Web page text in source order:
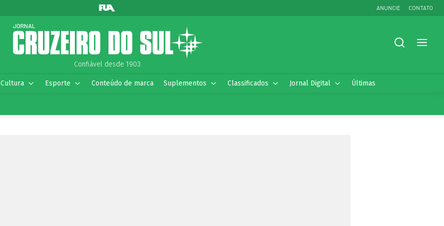
ANUNCIE CONTATO
Confiável desde 1903.
Cultura Esporte Conteúdo de marca Suplementos Classificados Jornal Digital Últimas